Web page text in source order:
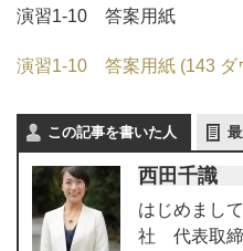
演習1-10 答案用紙
演習1-10 答案用紙 (143 ダ
この記事を書いた人
西田千識
はじめまし
社 代表取